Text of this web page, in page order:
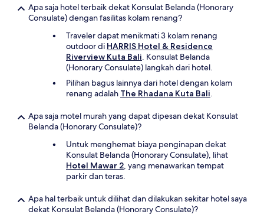
Apa saja hotel terbaik dekat Konsulat Belanda (Honorary
Consulate) dengan fasilitas kolam renang?
Traveler dapat menikmati 3 kolam renang
outdoor di HARRIS Hotel & Residence
Riverview Kuta Bali. Konsulat Belanda
(Honorary Consulate) langkah dari hotel.
Pilihan bagus lainnya dari hotel dengan kolam
renang adalah The Rhadana Kuta Bali.
Apa saja motel murah yang dapat dipesan dekat Konsulat
Belanda (Honorary Consulate)?
Untuk menghemat biaya penginapan dekat
Konsulat Belanda (Honorary Consulate), lihat
Hotel Mawar 2, yang menawarkan tempat
parkir dan teras.
Apa hal terbaik untuk dilihat dan dilakukan sekitar hotel saya
dekat Konsulat Belanda (Honorary Consulate)?